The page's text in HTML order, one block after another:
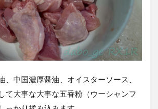
、中国濃厚醤油、オイスターソース、
て大事な大事な五香粉（ウーシャンフ